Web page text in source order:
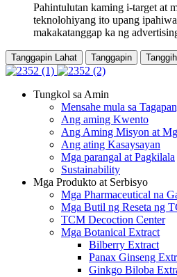
Pahintulutan kaming i-target at
teknolohiyang ito upang
makakatanggap ka ng
Tanggapin Lahat Tanggapin
Tungkol sa Amin
Mensahe mula sa
Ang aming Kwento
Ang Aming Misyon at
Ang ating Kasaysayan
Mga parangal at Pagkilala
Sustainability
Mga Produkto at Serbisyo
Mga Pharmaceutical na
Mga Butil ng Reseta ng
TCM Decoction Center
Mga Botanical Extract
Bilberry Extract
Panax Ginseng
Ginkgo Biloba